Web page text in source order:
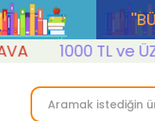
1000 TL ve ÜZERİ